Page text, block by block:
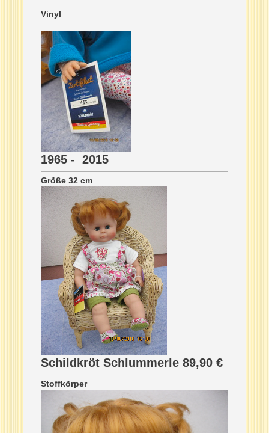
Vinyl
1965 - 2015
Größe 32 cm
Schildkröt Schlummerle 89,90 €
Stoffkörper